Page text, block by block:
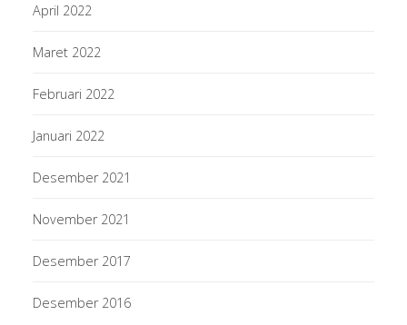
April 2022
Maret 2022
Februari 2022
Januari 2022
Desember 2021
November 2021
Desember 2017
Desember 2016